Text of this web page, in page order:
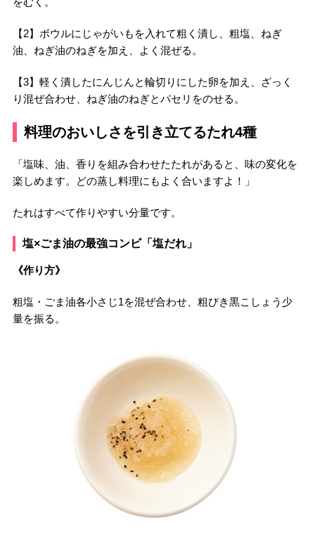
【2】ボウルにじゃがいもを入れて粗く潰し、粗塩、ねぎ
油、ねぎ油のねぎを加え、よく混ぜる。
【3】軽く潰したにんじんと輪切りにした卵を加え、ざっく
り混ぜ合わせ、ねぎ油のねぎとパセリをのせる。
料理のおいしさを引き立てるたれ4種
「塩味、油、香りを組み合わせたたれがあると、味の変化を
楽しめます。どの蒸し料理にもよく合いますよ！」
たれはすべて作りやすい分量です。
塩×ごま油の最強コンビ「塩だれ」
《作り方》
粗塩・ごま油各小さじ1を混ぜ合わせ、粗びき黒こしょう少
量を振る。